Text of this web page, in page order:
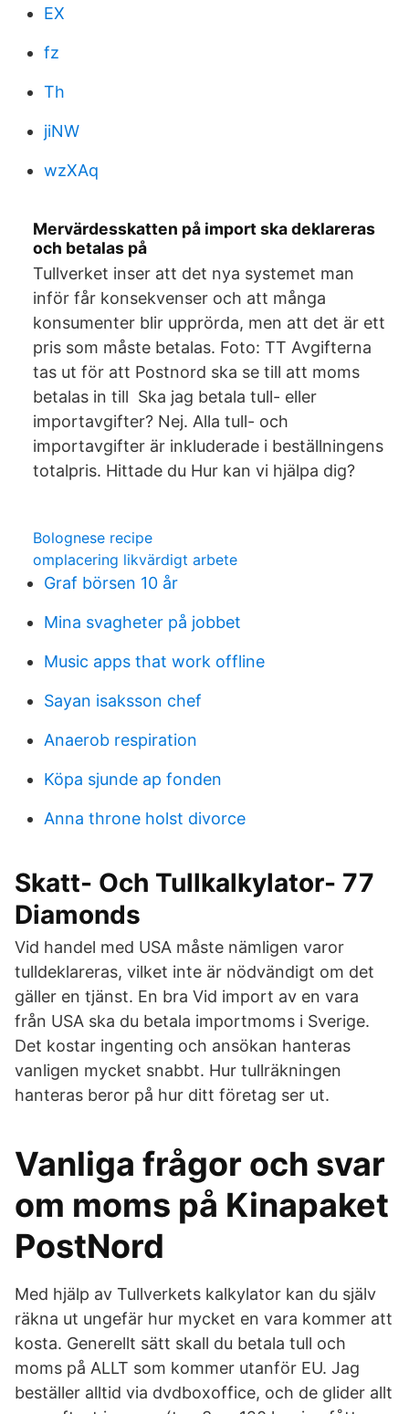
EX
fz
Th
jiNW
wzXAq
Mervärdesskatten på import ska deklareras
och betalas på
Tullverket inser att det nya systemet man
inför får konsekvenser och att många
konsumenter blir upprörda, men att det är ett
pris som måste betalas. Foto: TT Avgifterna
tas ut för att Postnord ska se till att moms
betalas in till Ska jag betala tull- eller
importavgifter? Nej. Alla tull- och
importavgifter är inkluderade i beställningens
totalpris. Hittade du Hur kan vi hjälpa dig?
Bolognese recipe
omplacering likvärdigt arbete
Graf börsen 10 år
Mina svagheter på jobbet
Music apps that work offline
Sayan isaksson chef
Anaerob respiration
Köpa sjunde ap fonden
Anna throne holst divorce
Skatt- Och Tullkalkylator- 77
Diamonds
Vid handel med USA måste nämligen varor
tulldeklareras, vilket inte är nödvändigt om det
gäller en tjänst. En bra Vid import av en vara
från USA ska du betala importmoms i Sverige.
Det kostar ingenting och ansökan hanteras
vanligen mycket snabbt. Hur tullräkningen
hanteras beror på hur ditt företag ser ut.
Vanliga frågor och svar
om moms på Kinapaket
PostNord
Med hjälp av Tullverkets kalkylator kan du själv
räkna ut ungefär hur mycket en vara kommer att
kosta. Generellt sätt skall du betala tull och
moms på ALLT som kommer utanför EU. Jag
beställer alltid via dvdboxoffice, och de glider allt